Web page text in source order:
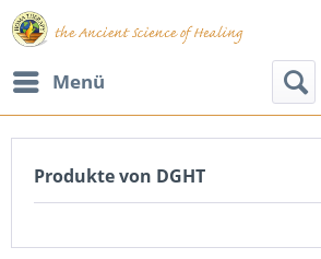
Menü
Produkte von DGHT